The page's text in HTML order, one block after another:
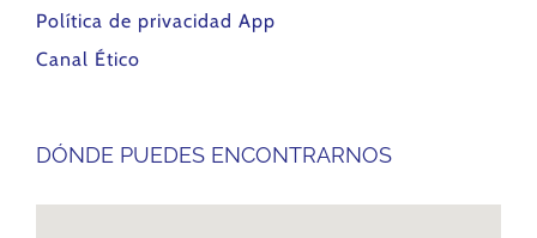
Política de privacidad App
Canal Ético
DÓNDE PUEDES ENCONTRARNOS